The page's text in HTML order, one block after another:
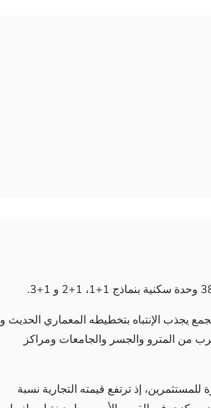
يجذب الإنتباه بتخطيطه المعماري الحديث و
من المترو والجسر والجامعات ومراكز
إذ ترتفع قيمته التجارية نسبة